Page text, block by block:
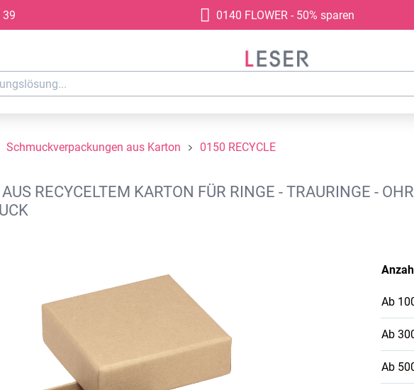
39 0140 FLOWER - 50% sparen
Schmuckverpackungen aus Karton 0150 RECYCLE
RECYCELTEM KARTON FÜR RINGE - TRAURINGE -
Ab
Ab
Ab